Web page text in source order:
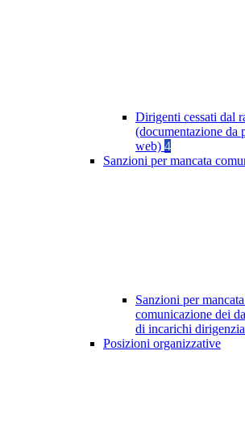
Dirigenti cessati dal
(documentazione da
web) 4
Sanzioni per mancata
Sanzioni per
comunicazione dei
di incarichi
Posizioni organizzative